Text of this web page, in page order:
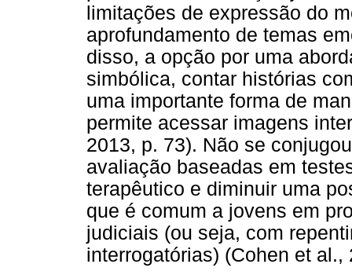
limitações de expressão do
aprofundamento de temas
disso, a opção por uma
simbólica, contar histórias
uma importante forma de
permite acessar imagens
2013, p. 73). Não se
avaliação baseadas em
terapêutico e diminuir uma
que é comum a jovens em
judiciais (ou seja, com
interrogatórias) (Cohen et al.,